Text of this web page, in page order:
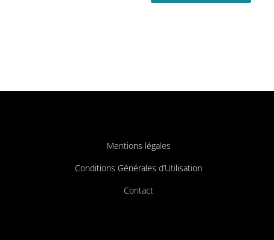
Mentions légales
Conditions Générales d’Utilisation
Contact